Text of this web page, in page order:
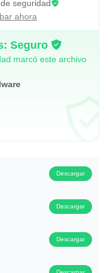
@aion2
para un
los permisos de
durante el chat
recibir
seguridad
ahora
Seguro
marcó este archivo
Descargar
Descargar
Descargar